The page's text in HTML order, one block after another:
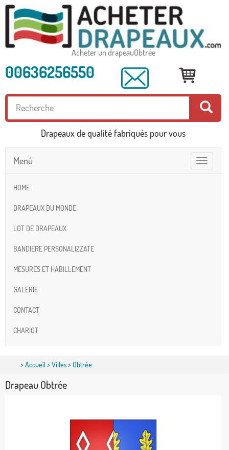
Acheter un drapeauObtrée
00636256550
Drapeaux de qualité fabriqués pour vous
Toggle
navigation
Menú
HOME
DRAPEAUX DU MONDE
LOT DE DRAPEAUX
BANDIERE PERSONALIZZATE
MESURES ET HABILLEMENT
GALERIE
CONTACT
CHARIOT
>Accueil>Villes> Obtrée
Drapeau Obtrée